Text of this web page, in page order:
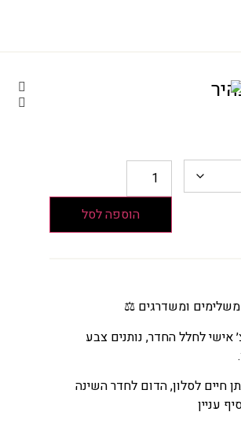
הוספה לסל
משלימים ומשדרגים ⚖️
אישי לחלל החדר, נותנים צבע
חיים לסלון, הדום לחדר השינה
עניין